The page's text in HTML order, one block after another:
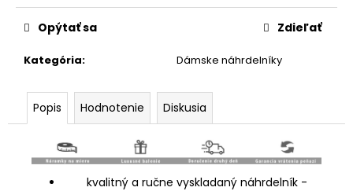
Kategória: Dámske náhrdelníky
Opýtať sa Zdieľať
Popis Hodnotenie Diskusia
kvalitný a ručne vyskladaný náhrdelník -